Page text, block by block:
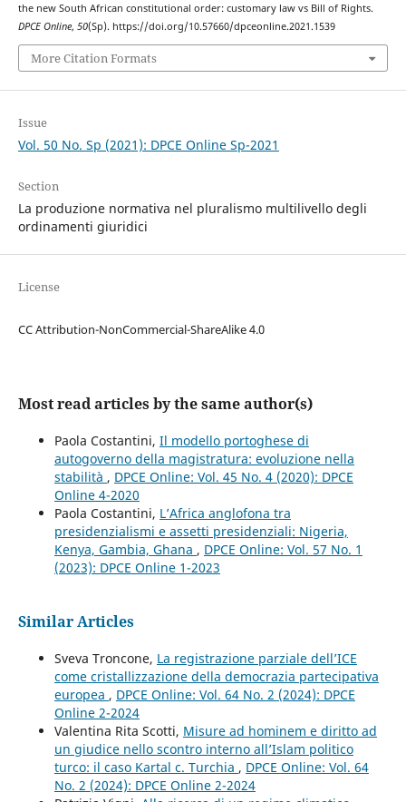
the new South African constitutional order: customary law vs Bill of Rights.
DPCE Online, 50(Sp). https://doi.org/10.57660/dpceonline.2021.1539
More Citation Formats
Issue
Vol. 50 No. Sp (2021): DPCE Online Sp-2021
Section
La produzione normativa nel pluralismo multilivello degli
ordinamenti giuridici
License
CC Attribution-NonCommercial-ShareAlike 4.0
Most read articles by the same author(s)
Paola Costantini, Il modello portoghese di
autogoverno della magistratura: evoluzione nella
stabilità , DPCE Online: Vol. 45 No. 4 (2020): DPCE
Online 4-2020
Paola Costantini, L’Africa anglofona tra
presidenzialismi e assetti presidenziali: Nigeria,
Kenya, Gambia, Ghana , DPCE Online: Vol. 57 No. 1
(2023): DPCE Online 1-2023
Similar Articles
Sveva Troncone, La registrazione parziale dell’ICE
come cristallizzazione della democrazia partecipativa
europea , DPCE Online: Vol. 64 No. 2 (2024): DPCE
Online 2-2024
Valentina Rita Scotti, Misure ad hominem e diritto ad
un giudice nello scontro interno all’Islam politico
turco: il caso Kartal c. Turchia , DPCE Online: Vol. 64
No. 2 (2024): DPCE Online 2-2024